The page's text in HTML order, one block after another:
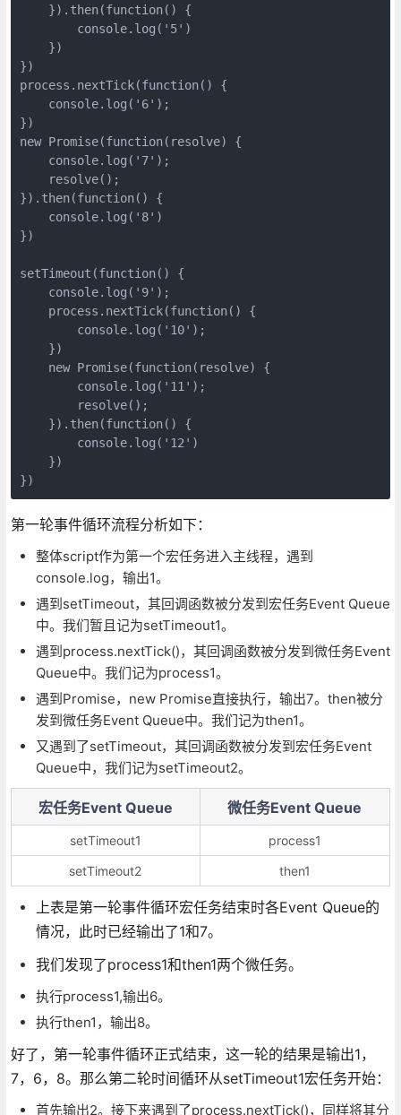
    }).then(function() {
        console.log('5')
    })
})
process.nextTick(function() {
    console.log('6');
})
new Promise(function(resolve) {
    console.log('7');
    resolve();
}).then(function() {
    console.log('8')
})
setTimeout(function() {
    console.log('9');
    process.nextTick(function() {
        console.log('10');
    })
    new Promise(function(resolve) {
        console.log('11');
        resolve();
    }).then(function() {
        console.log('12')
    })
})
第一轮事件循环流程分析如下：
整体script作为第一个宏任务进入主线程，遇到
console.log，输出1。
遇到setTimeout，其回调函数被分发到宏任务Event Queue
中。我们暂且记为setTimeout1。
遇到process.nextTick()，其回调函数被分发到微任务Event
Queue中。我们记为process1。
遇到Promise，new Promise直接执行，输出7。then被分
发到微任务Event Queue中。我们记为then1。
又遇到了setTimeout，其回调函数被分发到宏任务Event
Queue中，我们记为setTimeout2。
宏任务Event Queue 微任务Event Queue
setTimeout1
process1
setTimeout2
then1
上表是第一轮事件循环宏任务结束时各Event Queue的
情况，此时已经输出了1和7。
我们发现了process1和then1两个微任务。
执行process1,输出6。
执行then1，输出8。
好了，第一轮事件循环正式结束，这一轮的结果是输出1，
7，6，8。那么第二轮时间循环从setTimeout1宏任务开始：
首先输出2。接下来遇到了process.nextTick()，同样将其分